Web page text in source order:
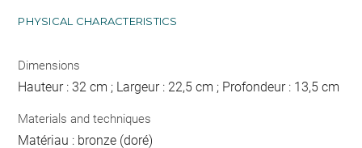
PHYSICAL CHARACTERISTICS
Dimensions
Hauteur : 32 cm ; Largeur : 22,5 cm ; Profondeur : 13,5 cm
Materials and techniques
Matériau : bronze (doré)